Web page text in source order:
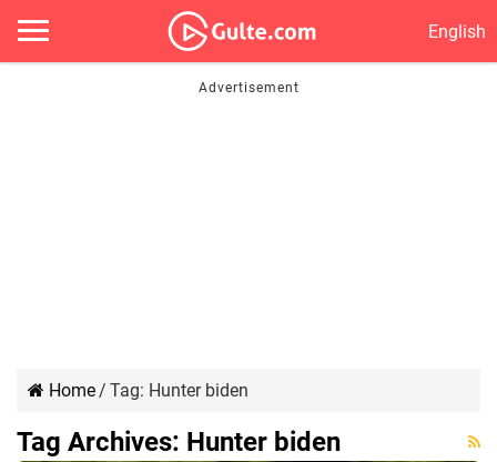
English
Home/ Tag: Hunter biden
Tag Archives: Hunter biden